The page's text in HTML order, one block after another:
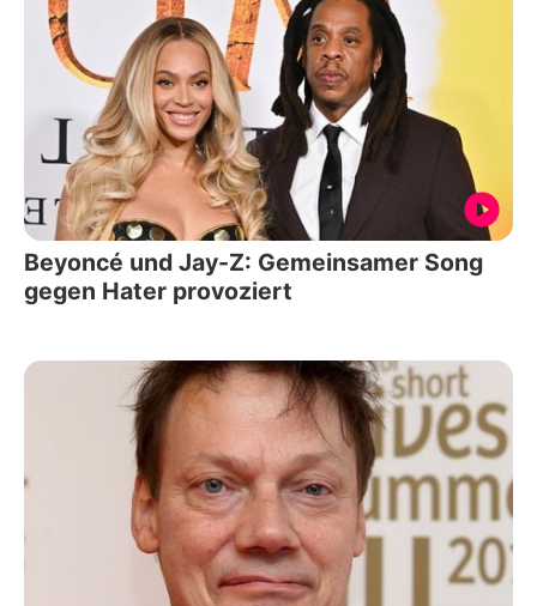
Beyoncé und Jay-Z: Gemeinsamer Song
gegen Hater provoziert